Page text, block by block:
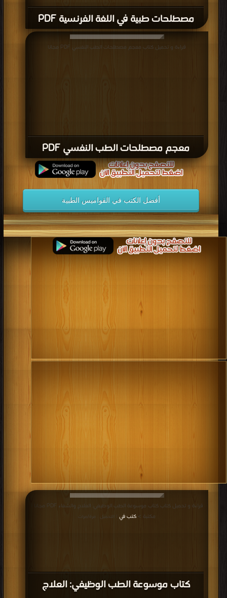
مصطلحات طبية في اللغة الفرنسية PDF
معجم مصطلحات الطب النفسي PDF
قراءة و تحميل كتاب معجم مصطلحات الطب النفسي PDF مجانا
أفضل الكتب في القواميس الطبية
كتاب موسوعة الطب الوظيفي: العلاج
قراءة و تحميل كتاب كتاب موسوعة الطب الوظيفي: العلاج والشفاء PDF مجانا |
مكتبة > كتب في | التحميل : مرة/مرات